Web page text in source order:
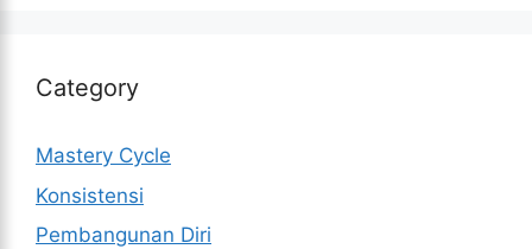
Category
Mastery Cycle
Konsistensi
Pembangunan Diri